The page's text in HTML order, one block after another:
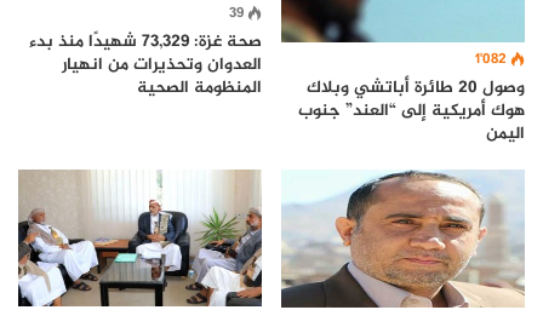
1٬082
وصول 20 طائرة أباتشي وبلاك
هوك أمريكية إلى “العند” جنوب
اليمن
39
صحة غزة: 73,329 شهيدًا منذ بدء
العدوان وتحذيرات من انهيار
المنظومة الصحية